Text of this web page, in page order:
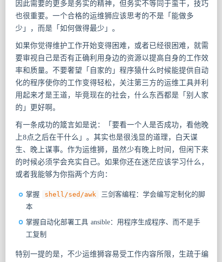
因此需要的更多是务实的精神，但务实不等同于蛮干，技巧
也很重要。一个合格的运维狮应该思考的不是「能做多
少」，而是「如何做得最少」。
如果你觉得维护工作开始变得困难，或者已经很困难，就需
要审视自己是否有正确利用身边的资源以提高自身的工作效
率和质量。不要奢望「自家的」程序猿什么时候能提供自动
化的程序使你的工作变得轻松，关注第三方的运维工具并利
用起来才是王道，毕竟现在的社会，什么东西都是「别人家
的」更好啊。
有一条成功的箴言如是说：「要看一个人是否成功，看他晚
上8点之后在干什么」。其实也是很浅显的道理，白天谋
生、晚上谋事。作为运维狮，虽然少有晚上时间，但闲下来
的时候必须学会充实自己。如果你还在迷茫应该学习什么，
或者我能够为你指两个方向：
掌握 shell/sed/awk
三剑客编程：学会编写定制化的脚
本
掌握自动化部署工具 ansible：用程序生成程序、而不是手
工复制
特别一提的是，不少运维狮容易受工作内容所限，生疏于编